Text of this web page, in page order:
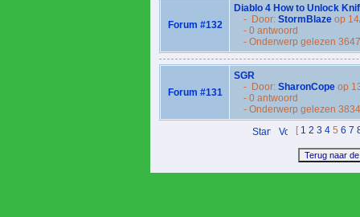
Forum #132
Diablo 4 How to Unlock
- Door: StormBlaze op
- 0 antwoord
- Onderwerp gelezen
Forum #131
SGR
- Door: SharonCope op
- 0 antwoord
- Onderwerp gelezen
[ 1 2 3 4 5 6 7